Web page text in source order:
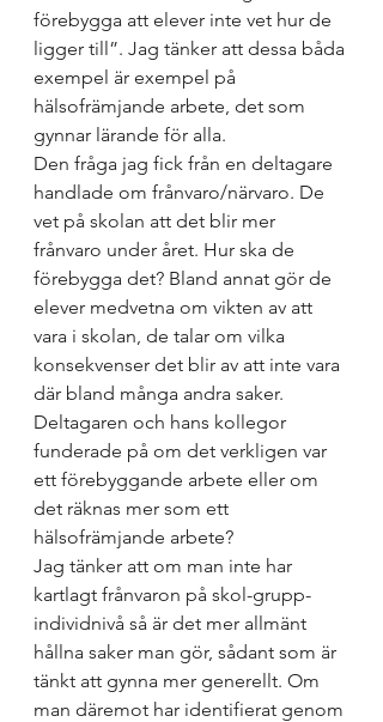
förebygga att elever inte vet hur de
ligger till”. Jag tänker att dessa båda
exempel är exempel på
hälsofrämjande arbete, det som
gynnar lärande för alla.
Den fråga jag fick från en deltagare
handlade om frånvaro/närvaro. De
vet på skolan att det blir mer
frånvaro under året. Hur ska de
förebygga det? Bland annat gör de
elever medvetna om vikten av att
vara i skolan, de talar om vilka
konsekvenser det blir av att inte vara
där bland många andra saker.
Deltagaren och hans kollegor
funderade på om det verkligen var
ett förebyggande arbete eller om
det räknas mer som ett
hälsofrämjande arbete?
Jag tänker att om man inte har
kartlagt frånvaron på skol-grupp-
individnivå så är det mer allmänt
hållna saker man gör, sådant som är
tänkt att gynna mer generellt. Om
man däremot har identifierat genom